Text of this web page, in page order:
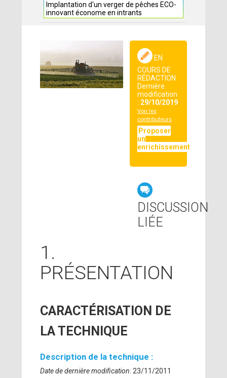
Implantation d'un verger de pêches ECO-
innovant économe en intrants
EN
COURS DE
RÉDACTION
Dernière
modification
: 29/10/2019
Voir les
contributeurs
Proposer
un
enrichissement
DISCUSSION
LIÉE
1.
PRÉSENTATION
CARACTÉRISATION DE
LA TECHNIQUE
Description de la technique :
Date de dernière modification: 23/11/2011